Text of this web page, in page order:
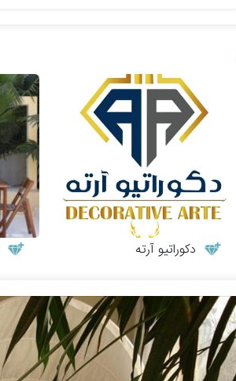
دکوراتیو آرته